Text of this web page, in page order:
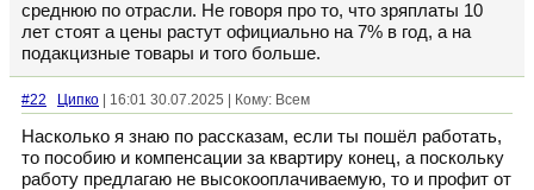
среднюю по отрасли. Не говоря про то, что зряплаты 10
лет стоят а цены растут официально на 7% в год, а на
подакцизные товары и того больше.
#22 Ципко | 16:01 30.07.2025 | Кому: Всем
Насколько я знаю по рассказам, если ты пошёл работать,
то пособию и компенсации за квартиру конец, а поскольку
работу предлагаю не высокооплачиваемую, то и профит от